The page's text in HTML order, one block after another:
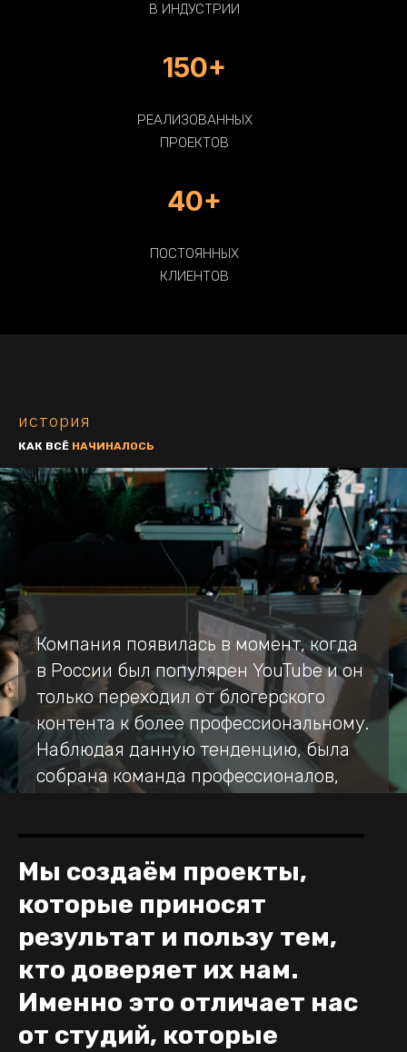
В ИНДУСТРИИ
150+
РЕАЛИЗОВАННЫХ
ПРОЕКТОВ
40+
ПОСТОЯННЫХ
КЛИЕНТОВ
история
КАК ВСЁ НАЧИНАЛОСЬ
Компания появилась в момент, когда
в России был популярен YouTube и он
только переходил от блогерского
контента к более профессиональному.
Наблюдая данную тенденцию, была
собрана команда профессионалов,
как раз для YouTube-блогеров.
Мы создаём проекты,
которые приносят
результат и пользу тем,
кто доверяет их нам.
Именно это отличает нас
от студий, которые